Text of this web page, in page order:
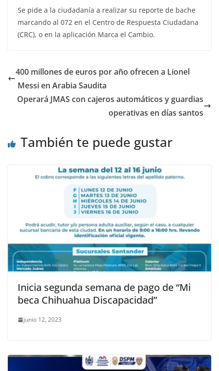
Se pide a la ciudadanía a realizar su reporte de bache
marcando al 072 en el Centro de Respuesta Ciudadana
(CRC), o en la aplicación Marca el Cambio.
400 millones de euros por año ofrecen a Lionel
Messi en Arabia Saudita
Operará JMAS con cajeros automáticos y guardias
operativas en días santos
También te puede gustar
Inicia segunda semana de pago de “Mi
beca Chihuahua Discapacidad”
junio 12, 2023